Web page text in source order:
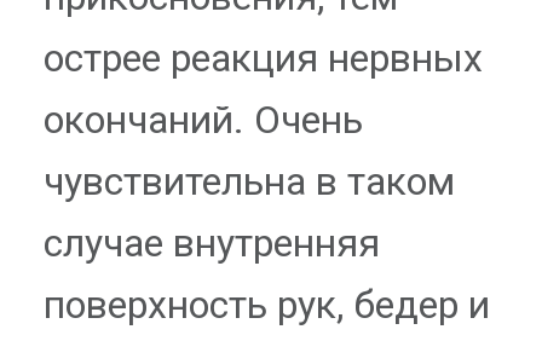
острее реакция нервных
окончаний. Очень
чувствительна в таком
случае внутренняя
поверхность рук, бедер и